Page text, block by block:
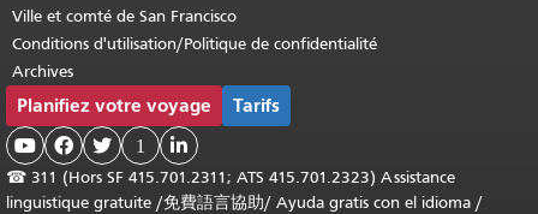
Ville et comté de San Francisco
Conditions d'utilisation/Politique de confidentialité
Archives
Planifiez votre voyage Tarifs
   1 
☎ 311 (Hors SF 415.701.2311; ATS 415.701.2323) Assistance
linguistique gratuite /免費語言協助/ Ayuda gratis con el idioma /